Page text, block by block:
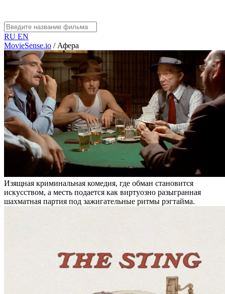
RU EN
MovieSense.io / Афера
Изящная криминальная комедия, где обман становится
искусством, а месть подается как виртуозно разыгранная
шахматная партия под зажигательные ритмы рэгтайма.